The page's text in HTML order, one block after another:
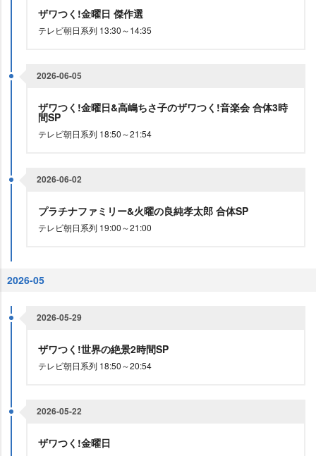
ザワつく!金曜日 傑作選
テレビ朝日系列 13:30～14:35
2026-06-05
ザワつく!金曜日&高嶋ちさ子のザワつく!音楽会 合体3時
間SP
テレビ朝日系列 18:50～21:54
2026-06-02
プラチナファミリー&火曜の良純孝太郎 合体SP
テレビ朝日系列 19:00～21:00
2026-05
2026-05-29
ザワつく!世界の絶景2時間SP
テレビ朝日系列 18:50～20:54
2026-05-22
ザワつく!金曜日